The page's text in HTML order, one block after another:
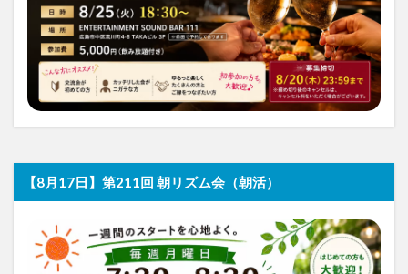
【8月17日】第211回 朝リズム会（朝活）